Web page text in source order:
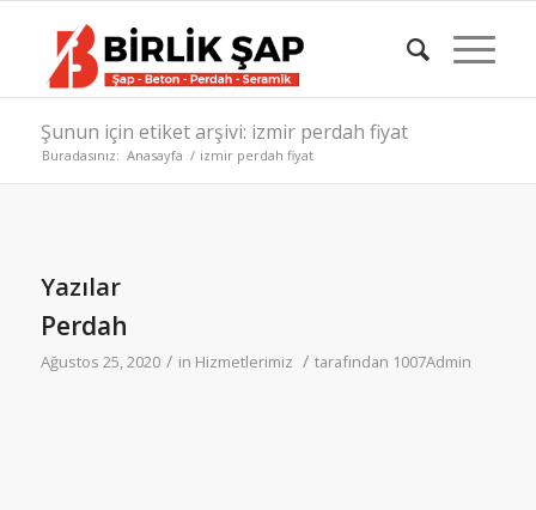
Şunun için etiket arşivi: izmir perdah fiyat
Buradasınız: Anasayfa / izmir perdah fiyat
Yazılar
Perdah
Ağustos 25, 2020 / in Hizmetlerimiz / tarafından 1007Admin